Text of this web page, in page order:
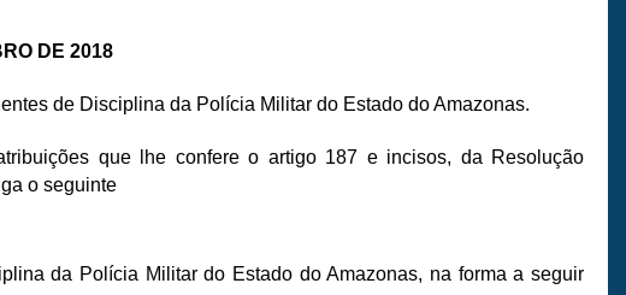
DE 2018
de Disciplina da Polícia Militar do Estado do Amazonas.
que lhe confere o artigo 187 e incisos, da Resolução
o seguinte
da Polícia Militar do Estado do Amazonas, na forma a seguir